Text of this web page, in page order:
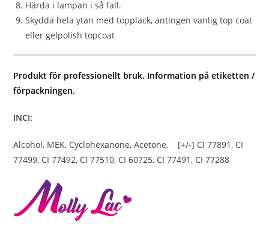
Härda i lampan i så fall.
Skydda hela ytan med topplack, antingen vanlig top coat
eller gelpolish topcoat
Produkt för professionellt bruk. Information på etiketten /
förpackningen.
INCI:
Alcohol, MEK, Cyclohexanone, Acetone, [+/-] CI 77891, CI
77499, CI 77492, CI 77510, CI 60725, CI 77491, CI 77288